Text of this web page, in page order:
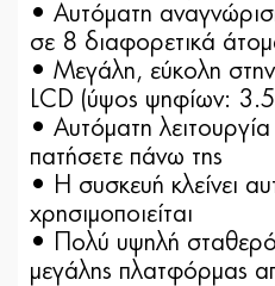
• Αυτόματη
σε 8 διαφορετικά
• Μεγάλη, εύκολη
LCD (ύψος ψηφίων:
• Αυτόματη λειτουργία
πατήσετε πάνω της
• Η συσκευή κλείνει
χρησιμοποιείται
• Πολύ υψηλή
μεγάλης πλατφόρμας